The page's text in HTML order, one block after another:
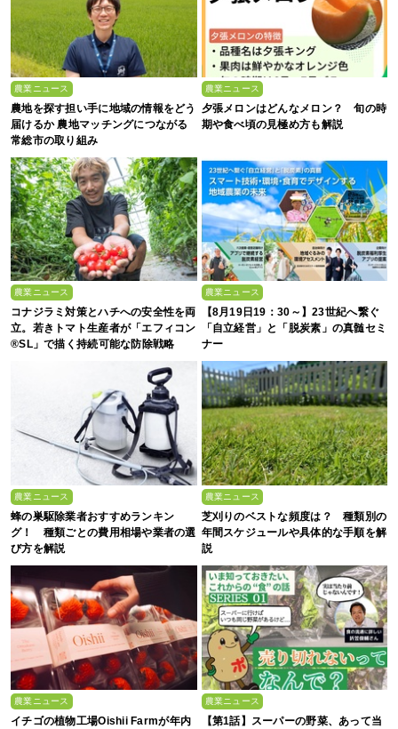
農業ニュース
農地を探す担い手に地域の情報をどう
届けるか 農地マッチングにつながる
常総市の取り組み
農業ニュース
夕張メロンはどんなメロン？ 旬の時
期や食べ頃の見極め方も解説
農業ニュース
コナジラミ対策とハチへの安全性を両
立。若きトマト生産者が「エフィコン
®SL」で描く持続可能な防除戦略
農業ニュース
【8月19日19：30～】23世紀へ繋ぐ
「自立経営」と「脱炭素」の真髄セミ
ナー
農業ニュース
蜂の巣駆除業者おすすめランキン
グ！ 種類ごとの費用相場や業者の選
び方を解説
農業ニュース
芝刈りのベストな頻度は？ 種類別の
年間スケジュールや具体的な手順を解
説
農業ニュース
イチゴの植物工場Oishii Farmが年内
農業ニュース
【第1話】スーパーの野菜、あって当